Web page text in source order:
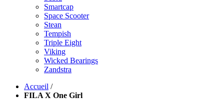
Smartcap
Space Scooter
Stean
Tempish
Triple Eight
Viking
Wicked Bearings
Zandstra
Accueil /
FILA X One Girl